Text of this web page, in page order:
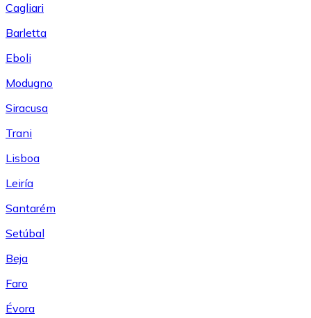
Cagliari
Barletta
Eboli
Modugno
Siracusa
Trani
Lisboa
Leiría
Santarém
Setúbal
Beja
Faro
Évora